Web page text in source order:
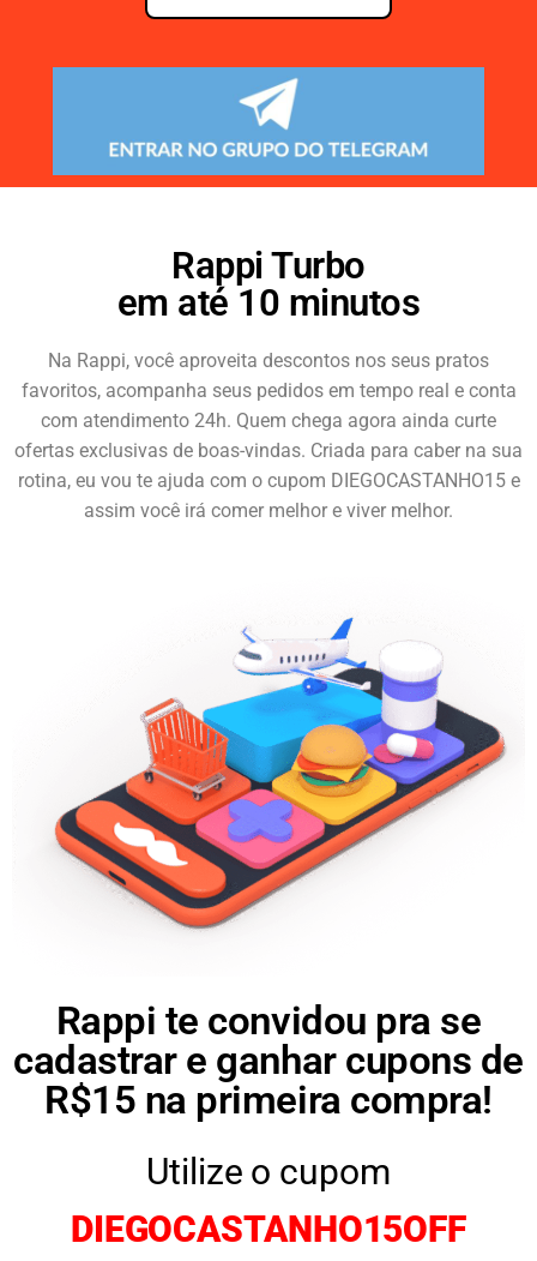
Rappi Turbo
em até 10 minutos
Na Rappi, você aproveita descontos nos seus pratos
favoritos, acompanha seus pedidos em tempo real e conta
com atendimento 24h. Quem chega agora ainda curte
ofertas exclusivas de boas-vindas. Criada para caber na sua
rotina, eu vou te ajuda com o cupom DIEGOCASTANHO15 e
assim você irá comer melhor e viver melhor.
Rappi te convidou pra se
cadastrar e ganhar cupons de
R$15 na primeira compra!
Utilize o cupom
DIEGOCASTANHO15OFF